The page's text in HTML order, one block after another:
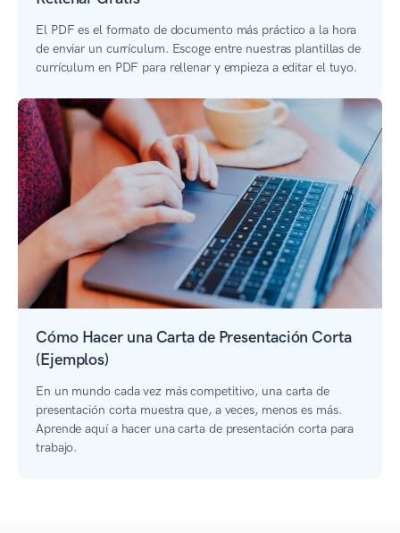
El PDF es el formato de documento más práctico a la hora
de enviar un currículum. Escoge entre nuestras plantillas de
currículum en PDF para rellenar y empieza a editar el tuyo.
Cómo Hacer una Carta de Presentación Corta
(Ejemplos)
En un mundo cada vez más competitivo, una carta de
presentación corta muestra que, a veces, menos es más.
Aprende aquí a hacer una carta de presentación corta para
trabajo.